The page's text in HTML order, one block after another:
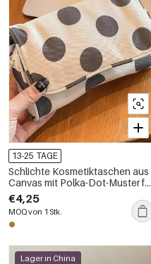
13-25 TAGE
Schlichte Kosmetiktaschen aus
Canvas mit Polka-Dot-Muster für
Damen
€4,25
MOQ von 1 Stk.
Lager in China